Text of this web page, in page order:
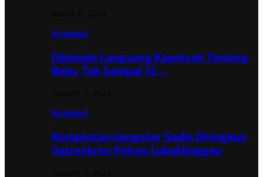
Kriminal
Dipimpin Langsung Kapolsek Tanjung
Batu, Tak Sampai 12…
Kriminal
Komplotan Gengster Sadis Diringkus
Satreskrim Polres Lubuklinggau